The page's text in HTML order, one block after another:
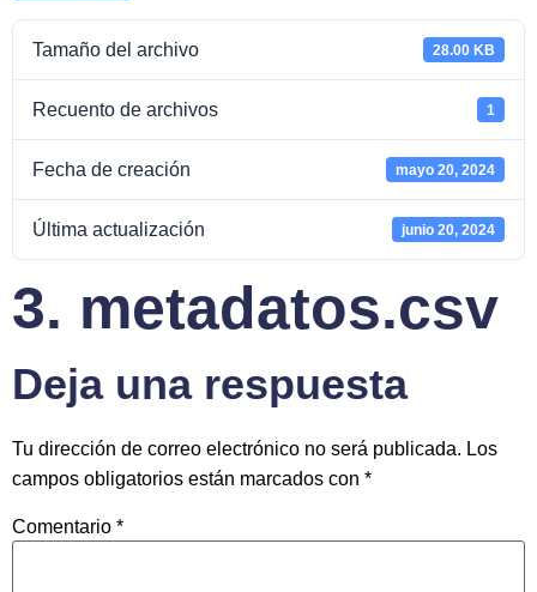
Tamaño del archivo 28.00 KB
Recuento de archivos 1
Fecha de creación mayo 20, 2024
Última actualización junio 20, 2024
3. metadatos.csv
Deja una respuesta
Tu dirección de correo electrónico no será publicada. Los
campos obligatorios están marcados con *
Comentario *